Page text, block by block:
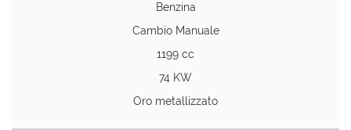
Benzina
Cambio Manuale
1199 cc
74 KW
Oro metallizzato